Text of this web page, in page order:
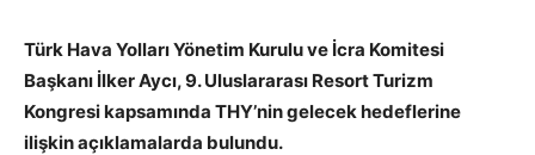
Türk Hava Yolları Yönetim Kurulu ve İcra Komitesi
Başkanı İlker Aycı, 9. Uluslararası Resort Turizm
Kongresi kapsamında THY’nin gelecek hedeflerine
ilişkin açıklamalarda bulundu.